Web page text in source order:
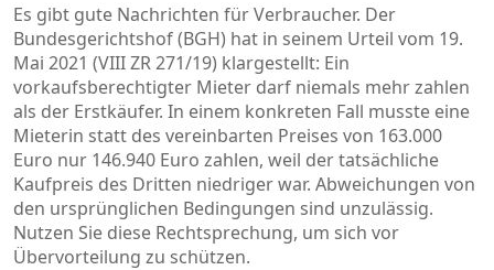
Es gibt gute Nachrichten für Verbraucher. Der
Bundesgerichtshof (BGH) hat in seinem Urteil vom 19.
Mai 2021 (VIII ZR 271/19) klargestellt: Ein
vorkaufsberechtigter Mieter darf niemals mehr zahlen
als der Erstkäufer. In einem konkreten Fall musste eine
Mieterin statt des vereinbarten Preises von 163.000
Euro nur 146.940 Euro zahlen, weil der tatsächliche
Kaufpreis des Dritten niedriger war. Abweichungen von
den ursprünglichen Bedingungen sind unzulässig.
Nutzen Sie diese Rechtsprechung, um sich vor
Übervorteilung zu schützen.